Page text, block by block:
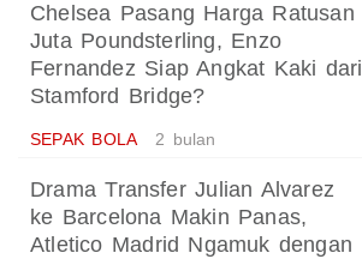
Chelsea Pasang Harga Ratusan
Juta Poundsterling, Enzo
Fernandez Siap Angkat Kaki dari
Stamford Bridge?
SEPAK BOLA 2 bulan
Drama Transfer Julian Alvarez
ke Barcelona Makin Panas,
Atletico Madrid Ngamuk dengan